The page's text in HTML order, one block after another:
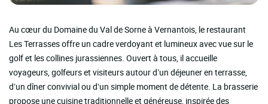
Au cœur du Domaine du Val de Sorne à Vernantois, le restaurant
Les Terrasses offre un cadre verdoyant et lumineux avec vue sur le
golf et les collines jurassiennes. Ouvert à tous, il accueille
voyageurs, golfeurs et visiteurs autour d’un déjeuner en terrasse,
d’un dîner convivial ou d’un simple moment de détente. La brasserie
propose une cuisine traditionnelle et généreuse, inspirée des